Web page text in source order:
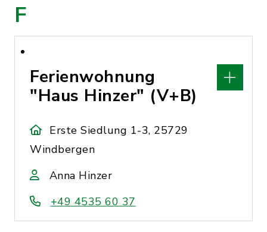
F
Ferienwohnung
"Haus Hinzer" (V+B)
Erste Siedlung 1-3, 25729
Windbergen
Anna Hinzer
+49 4535 60 37